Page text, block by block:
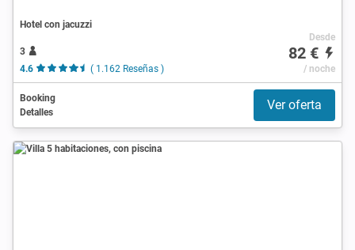
Hotel con jacuzzi
3
4.6
( 1.162 Reseñas )
Desde
82 €
/ noche
Booking
Detalles
Ver oferta